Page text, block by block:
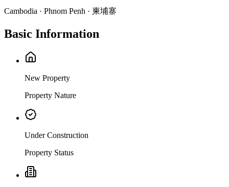
Cambodia · Phnom Penh · 柬埔寨
Basic Information
New Property
Property Nature
Under Construction
Property Status